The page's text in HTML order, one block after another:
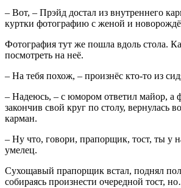
– Вот, – Прэйд достал из внутреннего
куртки фотографию с женой и
Фотография тут же пошла вдоль стола.
посмотреть на неё.
– На тебя похож, – произнёс кто-то из
– Надеюсь, – с юмором ответил майор, а
закончив свой круг по столу, вернулась
карман.
– Ну что, говори, прапорщик, тост, ты у
умелец.
Сухощавый прапорщик встал, поднял
собираясь произнести очередной тост,